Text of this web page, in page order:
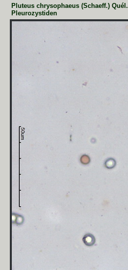
Pluteus chrysophaeus (Schaeff.) Quél.
Pleurozystiden